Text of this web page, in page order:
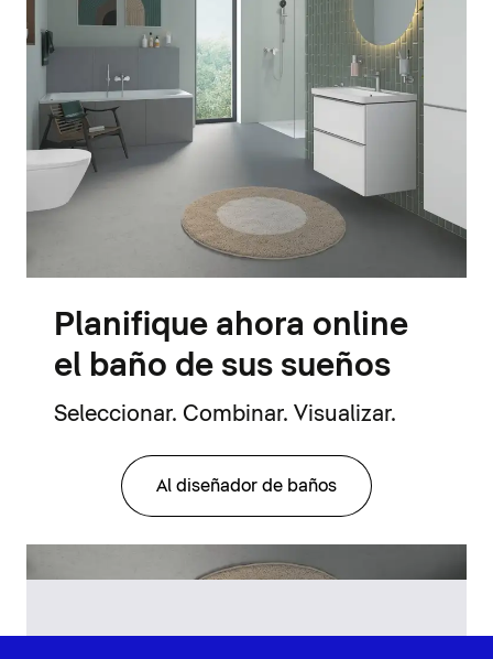
Planifique ahora online
el baño de sus sueños
Seleccionar. Combinar. Visualizar.
Al diseñador de baños